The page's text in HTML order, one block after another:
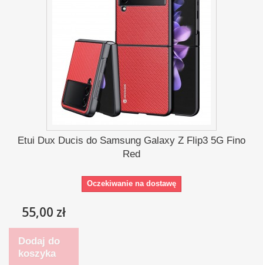
Etui Dux Ducis do Samsung Galaxy Z Flip3 5G Fino
Red
Oczekiwanie na dostawę
55,00 zł
Dodaj do
koszyka